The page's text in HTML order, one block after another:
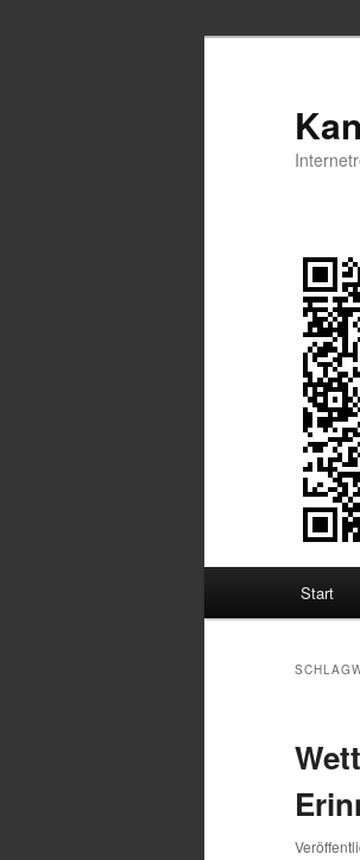
Start